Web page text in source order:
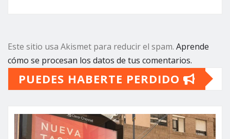
Este sitio usa Akismet para reducir el spam. Aprende
cómo se procesan los datos de tus comentarios.
PUEDES HABERTE PERDIDO